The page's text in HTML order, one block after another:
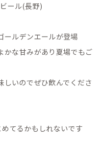
ール(長野)
ールデンエールが登場
かな甘みがあり夏場でもご
いのでぜひ飲んでくださ
てるかもしれないです